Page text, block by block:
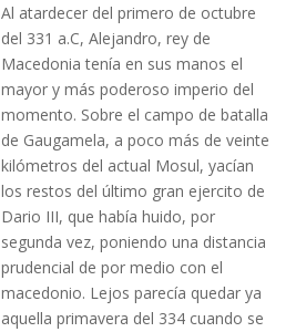
Al atardecer del primero de octubre
del 331 a.C, Alejandro, rey de
Macedonia tenía en sus manos el
mayor y más poderoso imperio del
momento. Sobre el campo de batalla
de Gaugamela, a poco más de veinte
kilómetros del actual Mosul, yacían
los restos del último gran ejercito de
Dario III, que había huido, por
segunda vez, poniendo una distancia
prudencial de por medio con el
macedonio. Lejos parecía quedar ya
aquella primavera del 334 cuando se